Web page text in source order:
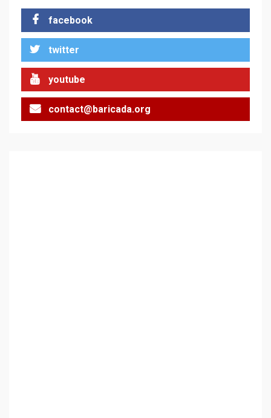
facebook
twitter
youtube
contact@baricada.org